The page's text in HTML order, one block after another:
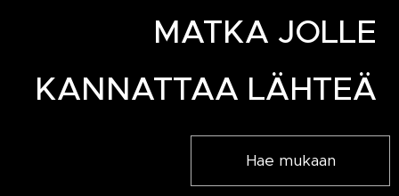
MATKA JOLLE
KANNATTAA LÄHTEÄ
Hae mukaan